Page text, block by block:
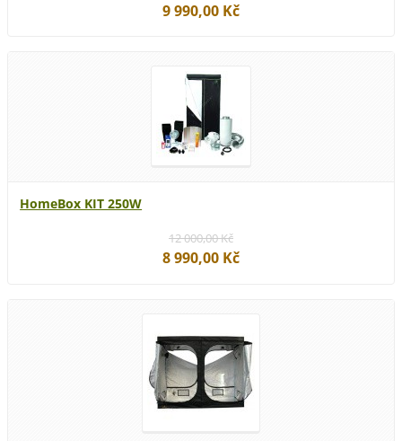
9 990,00 Kč
HomeBox KIT 250W
12 000,00 Kč
8 990,00 Kč